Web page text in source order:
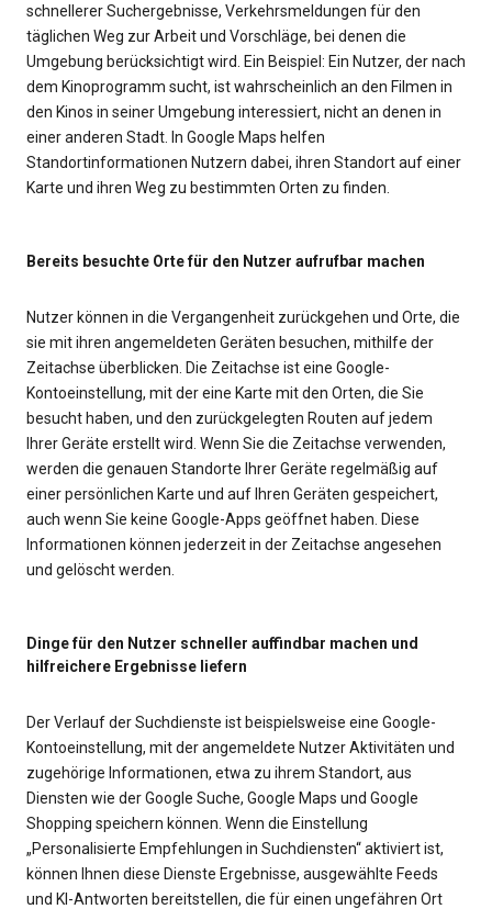
schnellerer Suchergebnisse, Verkehrsmeldungen für den
täglichen Weg zur Arbeit und Vorschläge, bei denen die
Umgebung berücksichtigt wird. Ein Beispiel: Ein Nutzer, der nach
dem Kinoprogramm sucht, ist wahrscheinlich an den Filmen in
den Kinos in seiner Umgebung interessiert, nicht an denen in
einer anderen Stadt. In Google Maps helfen
Standortinformationen Nutzern dabei, ihren Standort auf einer
Karte und ihren Weg zu bestimmten Orten zu finden.
Bereits besuchte Orte für den Nutzer aufrufbar machen
Nutzer können in die Vergangenheit zurückgehen und Orte, die
sie mit ihren angemeldeten Geräten besuchen, mithilfe der
Zeitachse überblicken. Die Zeitachse ist eine Google-
Kontoeinstellung, mit der eine Karte mit den Orten, die Sie
besucht haben, und den zurückgelegten Routen auf jedem
Ihrer Geräte erstellt wird. Wenn Sie die Zeitachse verwenden,
werden die genauen Standorte Ihrer Geräte regelmäßig auf
einer persönlichen Karte und auf Ihren Geräten gespeichert,
auch wenn Sie keine Google-Apps geöffnet haben. Diese
Informationen können jederzeit in der Zeitachse angesehen
und gelöscht werden.
Dinge für den Nutzer schneller auffindbar machen und
hilfreichere Ergebnisse liefern
Der Verlauf der Suchdienste ist beispielsweise eine Google-
Kontoeinstellung, mit der angemeldete Nutzer Aktivitäten und
zugehörige Informationen, etwa zu ihrem Standort, aus
Diensten wie der Google Suche, Google Maps und Google
Shopping speichern können. Wenn die Einstellung
„Personalisierte Empfehlungen in Suchdiensten“ aktiviert ist,
können Ihnen diese Dienste Ergebnisse, ausgewählte Feeds
und KI-Antworten bereitstellen, die für einen ungefähren Ort